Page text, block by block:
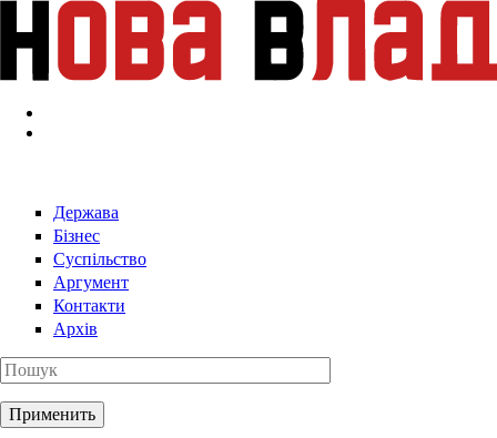
Перейти к основному содержанию
Держава
Бізнес
Суспільство
Аргумент
Контакти
Архів